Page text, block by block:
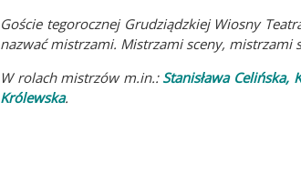
Goście tegorocznej Grudziądzkiej Wiosny
nazwać mistrzami. Mistrzami sceny, mistrzami
W rolach mistrzów m.in.: Stanisława Celińska,
Królewska.